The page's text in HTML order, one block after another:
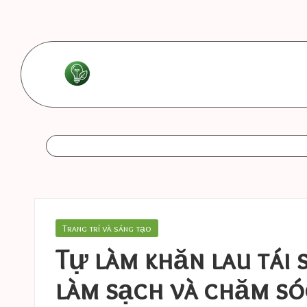
content
L
e
s
o
n
n
astuces
Posted
Trang trí và sáng tạo
Tự làm khăn lau tái
làm sạch và chăm